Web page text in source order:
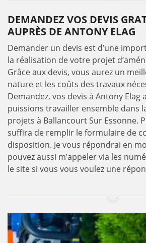
DEMANDEZ VOS DEVIS
AUPRÈS DE ANTONY ELAG
Demander un devis est d’une
la réalisation de votre projet
Grâce aux devis, vous aurez un
nature et les coûts des travaux
Demandez, vos devis à Antony Elag
puissions travailler ensemble dans
projets à Ballancourt Sur Essonne.
suffira de remplir le formulaire de
disposition. Je vous répondrai en
pouvez aussi m’appeler via les
le site si vous vous voulez une